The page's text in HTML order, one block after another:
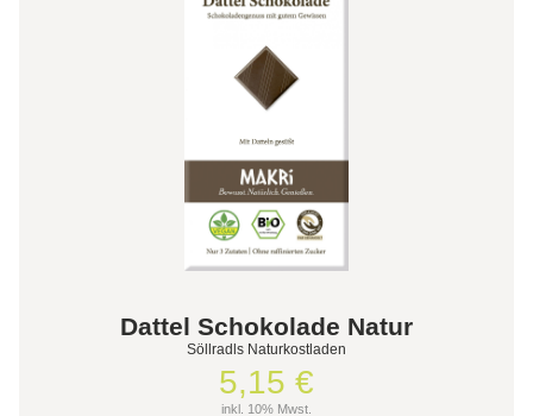
Dattel Schokolade Natur
Söllradls Naturkostladen
5,15 €
inkl. 10% Mwst.